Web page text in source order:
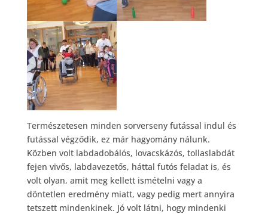
Természetesen minden sorverseny futással indul és
futással végződik, ez már hagyomány nálunk.
Közben volt labdadobálós, lovacskázós, tollaslabdát
fejen vivős, labdavezetős, háttal futós feladat is, és
volt olyan, amit meg kellett ismételni vagy a
döntetlen eredmény miatt, vagy pedig mert annyira
tetszett mindenkinek. Jó volt látni, hogy mindenki